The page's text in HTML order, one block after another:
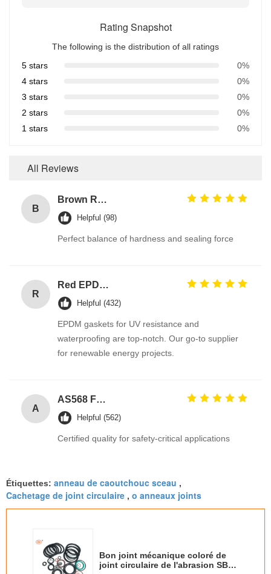
Rating Snapshot
The following is the distribution of all ratings
5 stars
0%
4 stars
0%
3 stars
0%
2 stars
0%
1 stars
0%
All Reviews
B
Brown Reddish FPM 90A High Pressure Resistance FKM O Ring Hydraulic Seals Manufacturer
Helpful (98)
Perfect balance of hardness and sealing force
R
Red EPDM Automotive Rubber Seals with Excellent Abrasion Resistance and Tensile Strength Hydraulic Cylinder Seal
Helpful (432)
EPDM gaskets for UV resistance and
waterproofing are top-notch. Our go-to supplier
for renewable energy projects.
A
AS568 Fpm Ffkm Nbr Fkm Epdm Silicone Perfluoroelastomer Hnbr EN549 Rubber O ring 1mm Seals
Helpful (562)
Certified quality for safety-critical applications
Étiquettes: anneau de caoutchouc sceau ,
Cachetage de joint circulaire , o anneaux joints
Bon joint mécanique coloré de
joint circulaire de l'abrasion SBR